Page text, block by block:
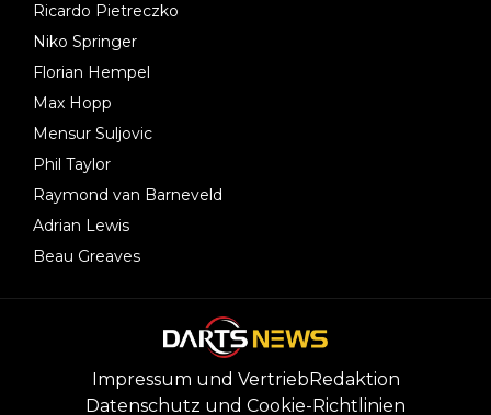
Ricardo Pietreczko
Niko Springer
Florian Hempel
Max Hopp
Mensur Suljovic
Phil Taylor
Raymond van Barneveld
Adrian Lewis
Beau Greaves
Impressum und VertriebRedaktion
Datenschutz und Cookie-Richtlinien